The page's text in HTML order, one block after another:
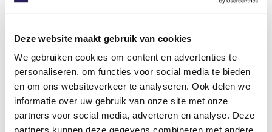
Deze website maakt gebruik van cookies
We gebruiken cookies om content en advertenties te
personaliseren, om functies voor social media te bieden
en om ons websiteverkeer te analyseren. Ook delen we
informatie over uw gebruik van onze site met onze
partners voor social media, adverteren en analyse. Deze
leden moeten we ook naar onszelf kijken.”
Wat is voor u de toegevoegde waarde
van het ABU-lidmaatschap?
“Mijn vorige bedrijf was tot aan de overname
geen ABU-lid. Tot voor kort had ik dus weinig
ervaring met de ABU. Ik ben aangenaam verrast
over de dienstverlening en vind de ABU erg